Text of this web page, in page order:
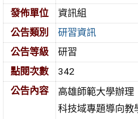
發佈單位
資訊組
公告類別
研習資訊
公告等級
研習
點閱次數
342
公告內容
高雄師範大學辦
科技域專題導向教